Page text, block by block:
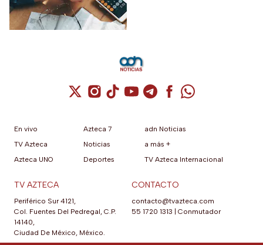
Cuenta de X / Twitter (se abre en una
Cuenta de Instagram (se abre en una
Cuenta de TikTok (se abre en
Cuenta de YouTube (se abre
Cuenta de Telegram (se
Cuenta de
Cuenta de
En vivo
TV Azteca
Azteca UNO
Azteca 7
Noticias
Deportes
adn Noticias
a más +
TV Azteca Internacional
TV AZTECA
Periférico Sur 4121,
Col. Fuentes Del Pedregal, C.P.
14140,
Ciudad De México, México.
CONTACTO
contacto@tvazteca.com
55 1720 1313
Conmutador